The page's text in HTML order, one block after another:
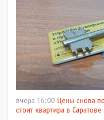
вчера 16:00 Цены снова
стоит квартира в Саратове